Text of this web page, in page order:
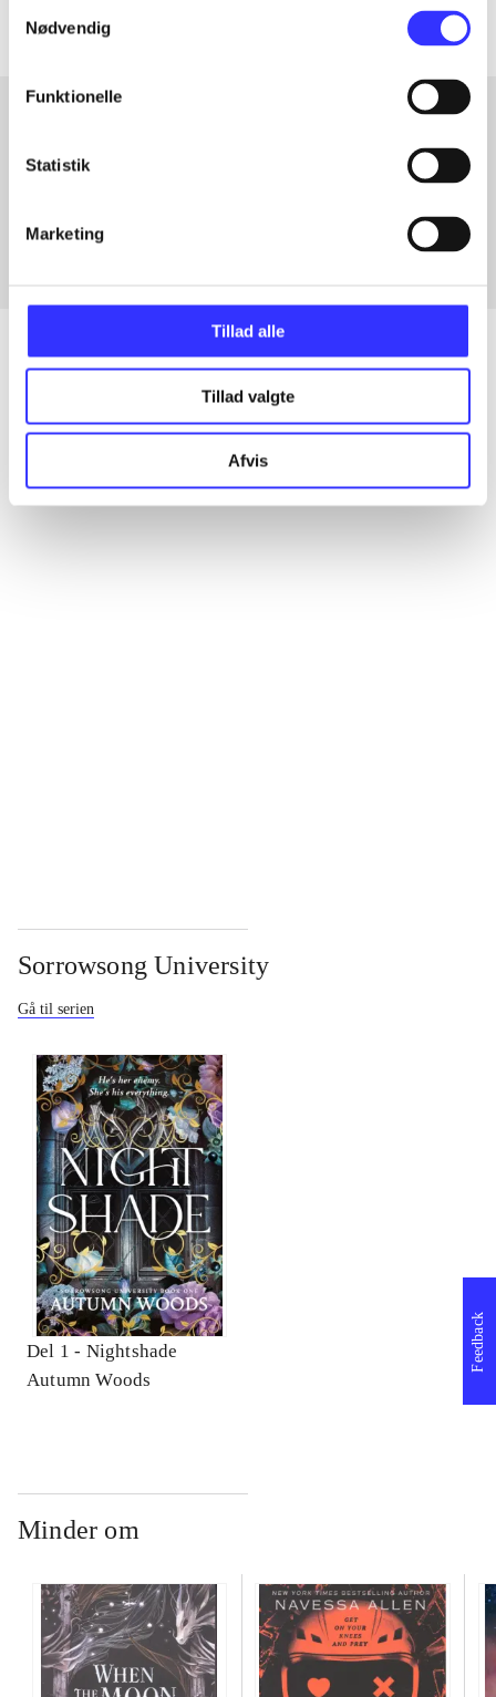
Nødvendig
Funktionelle
Statistik
Marketing
Tillad alle
Tillad valgte
Afvis
Artikler med samme emner
Artikler
...
Sorrowsong University
Gå til serien
Del 1 - Nightshade
Autumn Woods
Minder om
Feedback